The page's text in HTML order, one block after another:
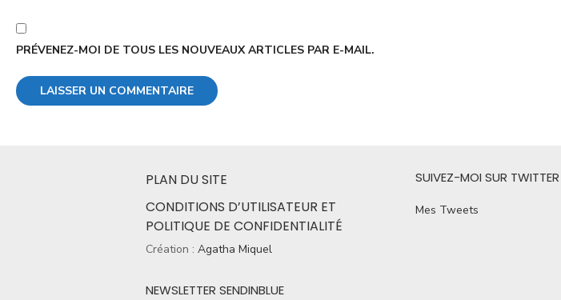
PRÉVENEZ-MOI DE TOUS LES NOUVEAUX ARTICLES PAR E-MAIL.
PLAN DU SITE
CONDITIONS D’UTILISATEUR ET
POLITIQUE DE CONFIDENTIALITÉ
Création : Agatha Miquel
NEWSLETTER SENDINBLUE
SUIVEZ-MOI SUR TWITTER
Mes Tweets